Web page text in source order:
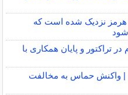
هرمز نزدیک شده است که
تراکتور و پایان همکاری با
را رد کرد | واکنش حماس به مخالفت